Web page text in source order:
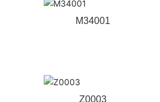
M34001
Z0003